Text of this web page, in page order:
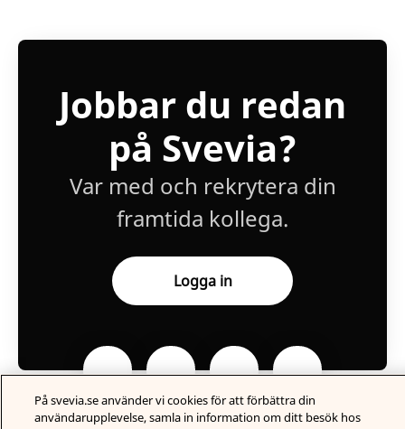
Jobbar du redan
på Svevia?
Var med och rekrytera din
framtida kollega.
Logga in
På svevia.se använder vi cookies för att förbättra din
användarupplevelse, samla in information om ditt besök hos